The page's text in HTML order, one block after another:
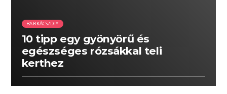
BARKÁCS/DIY
10 tipp egy gyönyörű és
egészséges rózsákkal teli
kerthez